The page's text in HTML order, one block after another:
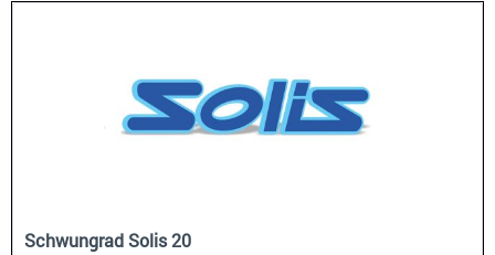
Schwungrad Solis 20